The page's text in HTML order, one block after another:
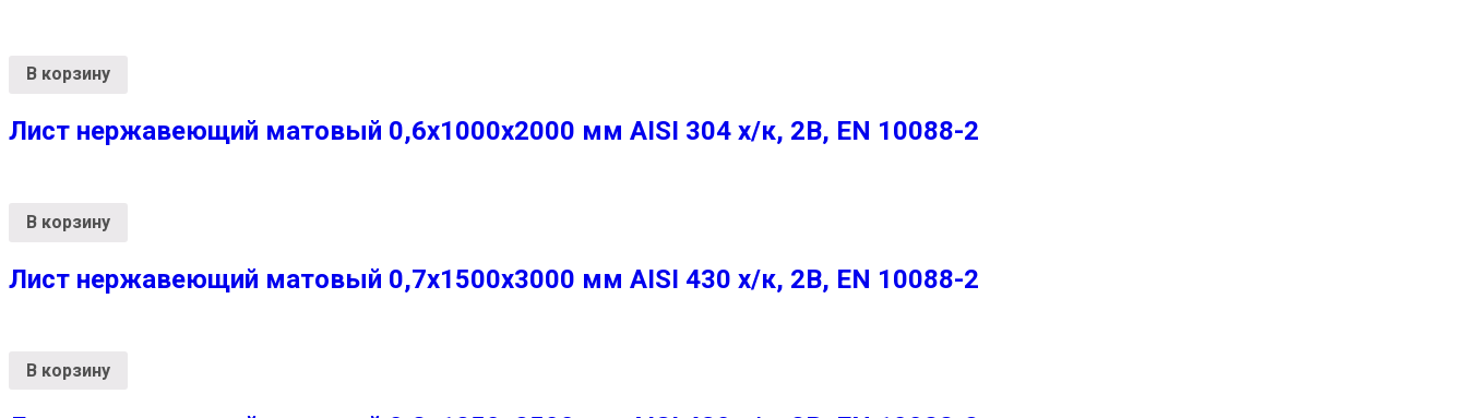
В корзину
Лист нержавеющий матовый 0,6х1000х2000 мм AISI 304 х/к, 2B, EN 10088-2
В корзину
Лист нержавеющий матовый 0,7х1500х3000 мм AISI 430 х/к, 2B, EN 10088-2
В корзину